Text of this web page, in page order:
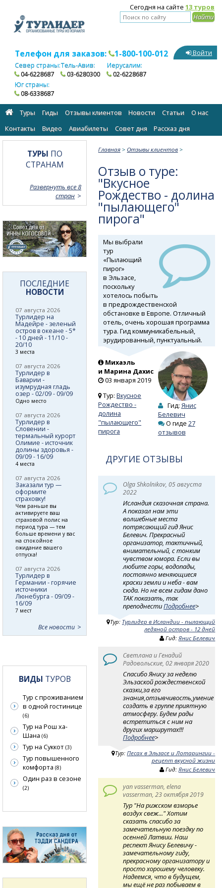
Сегодня на сайте 13 туров
Телефон для заказов: 1-800-100-012
Север страны:
04-6228687
Тель-Авив:
03-6280300
Иерусалим:
02-6228687
Юг страны:
08-6338687
Войти
Туры Гиды Отзывы клиентов Новости Статьи
О нас
Контакты
Видео Авиабилеты Cовет дня Рассказ дня
Главная > Отзывы клиентов >
Отзыв о туре:
"Вкусное
Рождество - долина
"пылающего"
пирога"
Мы выбрали
тур
«Пылающий
пирог»
в Эльзасе,
поскольку
хотелось побыть
в предрождественской
обстановке в Европе. Отличный
отель, очень хорошая программа
тура. Гид коммуникабельный,
эрудированный, пунктуальный.
Михаэль
и Марина Дахис
03 января 2019
Тур:Вкусное
Рождество -
долина
"пылающего"
пирога
Гид: Янис
Белевич
О гиде 27
отзывов
ДРУГИЕ ОТЗЫВЫ
Olga Shkolnikov, 05 августа
2022
Исландия сказочная страна.
А показал нам эти
волшебные места
потрясающий гид Янис
Белевич. Прекрасный
организатор, тактичный,
внимательный, с тонким
чувством юмора. Если вы
любите горы, водопады,
постоянно меняющиеся
краски земли и неба - вам
сюда. Но не всем гидам дано
ТАК показать, так
преподнестиПодробнее>
Тур: Турлидер в Исландии - пылающий
ледяной остров - 12 дней
Гид:Янис Белевич
Светлана и Генадий
Радовольские, 02 января 2020
Спасибо Янису за неделю
Эльзаской рождественской
сказки,за его
знания,отзывчивость,умение
создать в группе приятную
атмосферу. Будем рады
встретиться с ним на
других маршрутах!!!
Подробнее>
Тур:Песах в Эльзасе и Лотарингии -
рецепт вкусной жизни
Гид:Янис Белевич
yan vasserman, elena
vasserman, 23 октября 2019
Тур "На рижском взморье
воздух свеж..." Хотим
сказать спасибо за
замечательную поездку по
осенней Латвии. Наш
респект Янису Белевичу -
замечательному гиду,
прекрасному организатору и
просто хорошему человеку.
Надеемся, что в будущем,
мы ещё не раз побываем в
ТУРЫ ПО
СТРАНАМ
Развернуть все 8
стран
ПОСЛЕДНИЕ
НОВОСТИ
07 августа 2026
Турлидер на
Мадейре - зеленый
остров в океане - 5*
- 10 дней - 11/10 -
20/10
3 места
07 августа 2026
Турлидер в
Баварии -
изумрудная гладь
озер - 02/09 - 09/09
Одно место
07 августа 2026
Турлидер в
Словении -
термальный курорт
Олимие - источник
долины здоровья -
09/09 - 16/09
4 места
07 августа 2026
Заказали тур —
оформите
страховку!
Чем раньше вы
активируете ваш
страховой полис на
период тура — тем
больше времени у вас
на спокойное
ожидание вашего
отпуска!
07 августа 2026
Турлидер в
Германии - горячие
источники
Люнебурга - 09/09 -
16/09
7 мест
Все новости
ВИДЫ ТУРОВ
Тур с проживанием
в одной гостинице
(6)
Тур на Рош ха-
Шана (6)
Тур на Суккот (3)
Тур повышенного
комфорта (8)
Один раз в сезоне
(2)